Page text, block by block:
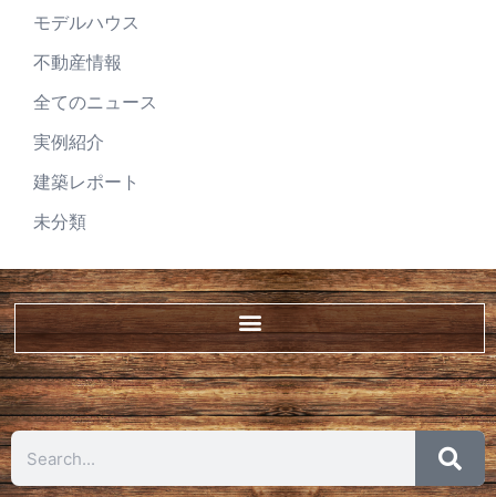
モデルハウス
不動産情報
全てのニュース
実例紹介
建築レポート
未分類